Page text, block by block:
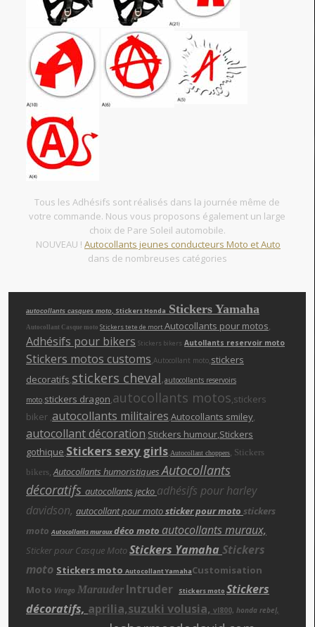
Tous les Adhésifs sont réalisés dans la journée même de
votre commande. Nous vous proposons également un large
choix de Pare Soleil automobile.
NOUVEAU ! Autocollants jeunes conducteurs Moto et Auto
dans de nombreuses catégories
autocollants casques moto , Stickers Honda Stickers Yamaha
Autocollant Casque moto Stickers tete de mortAutocollants pour motos
Adhésifs pour bikers Stickers bikers Autollants reservoir moto
Stickers motos customs Autocollant moto stickers
decoratifs stickers cheval,autocollants reservoirs
moto stickers dragon autocollants motos ,stickers
biker , autocollants militaires Autocollants smiley
autocollant décoration Stickers humour ,Stickers
gothique Stickers sexy girls Autocollant choppers
Stickers
bikers Autocollants humoristiquesAutocollants
décoratifs autocollants jecko adhésifs pour harley
davidson, autocollant pour motosticker pour moto stickers
moto Autocollants murauxdéco moto autocollants muraux,
Sticker pour Casque MotoStickers Yamaha Stickers
moto Stickers moto Autocollant YamahaCustomisation
Moto Virago Marauder Intruder Stickers moto Stickers
décoratifs, aprilia,suzuki volusia, vl800, honda rebel,